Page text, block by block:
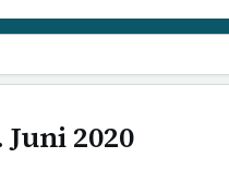
Juni 2020